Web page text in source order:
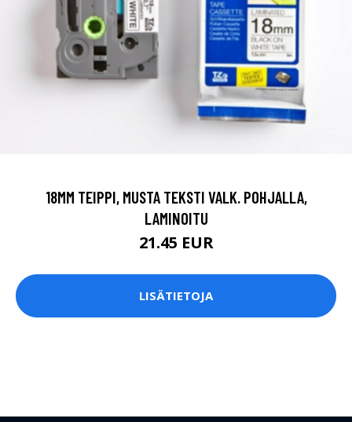
18MM TEIPPI, MUSTA TEKSTI VALK. POHJALLA,
LAMINOITU
21.45 EUR
LISÄTIETOJA